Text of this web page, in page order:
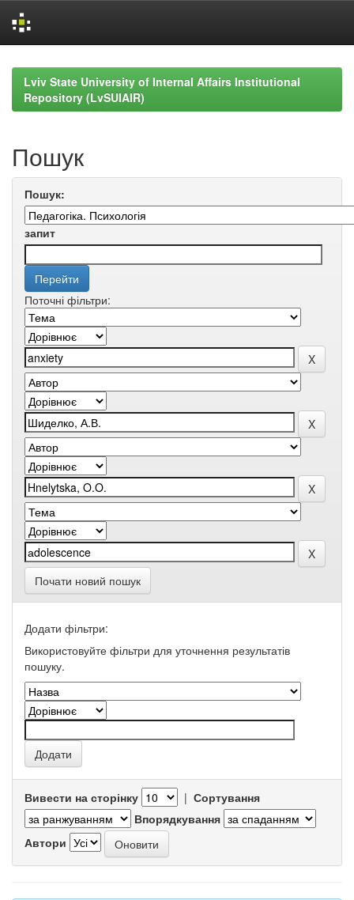
navigationLviv State University of Internal Affairs Institutional
Repository (LvSUIAIR)
Пошук
Пошук:
запит
Поточні фільтри:
Почати новий пошук
Додати фільтри:
Використовуйте фільтри для уточнення результатів
пошуку.
Вивести на сторінку | Сортування
Впорядкування
Автори